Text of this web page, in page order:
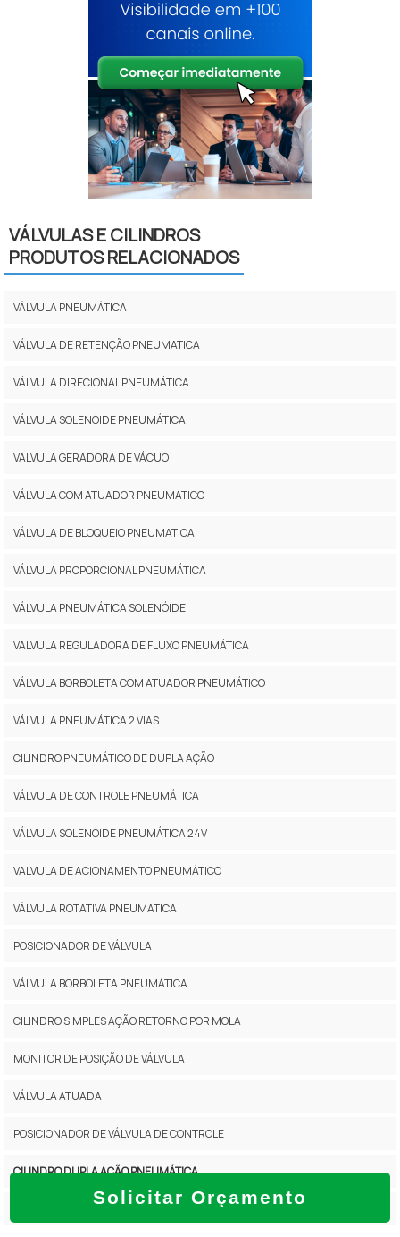
Solicitar Orçamento
VÁLVULAS E CILINDROS
PRODUTOS RELACIONADOS
VÁLVULA PNEUMÁTICA
VÁLVULA DE RETENÇÃO PNEUMATICA
VÁLVULA DIRECIONAL PNEUMÁTICA
VÁLVULA SOLENÓIDE PNEUMÁTICA
VALVULA GERADORA DE VÁCUO
VÁLVULA COM ATUADOR PNEUMATICO
VÁLVULA DE BLOQUEIO PNEUMATICA
VÁLVULA PROPORCIONAL PNEUMÁTICA
VÁLVULA PNEUMÁTICA SOLENÓIDE
VALVULA REGULADORA DE FLUXO PNEUMÁTICA
VÁLVULA BORBOLETA COM ATUADOR PNEUMÁTICO
VÁLVULA PNEUMÁTICA 2 VIAS
CILINDRO PNEUMÁTICO DE DUPLA AÇÃO
VÁLVULA DE CONTROLE PNEUMÁTICA
VÁLVULA SOLENÓIDE PNEUMÁTICA 24V
VALVULA DE ACIONAMENTO PNEUMÁTICO
VÁLVULA ROTATIVA PNEUMATICA
POSICIONADOR DE VÁLVULA
VÁLVULA BORBOLETA PNEUMÁTICA
CILINDRO SIMPLES AÇÃO RETORNO POR MOLA
MONITOR DE POSIÇÃO DE VÁLVULA
VÁLVULA ATUADA
POSICIONADOR DE VÁLVULA DE CONTROLE
CILINDRO DUPLA AÇÃO PNEUMÁTICA
VALVULA BORBOLETA INOX COM ATUADOR PNEUMÁTICO